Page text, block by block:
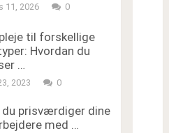
11, 2026 0
til forskellige
Hvordan du
…
2023 0
prisværdiger dine
med …